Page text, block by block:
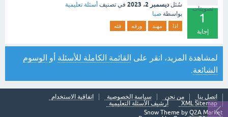
تصويتات
1
إجابة
سُئل ديسمبر 2، 2023 في تصنيف أسئلة تعليمية
بواسطة صبا
اذا مهند ورقه فئه
لمشاهدة المزيد، انقر على القائمة الكاملة للأسئلة أو الوسوم
الشائعة
اتصل بنا من نحن سياسة الخصوصية
اتفاقية الاستخدام
XML Sitemap
أرشيف الأسئلة التعليمية
Snow Theme by Q2A Market